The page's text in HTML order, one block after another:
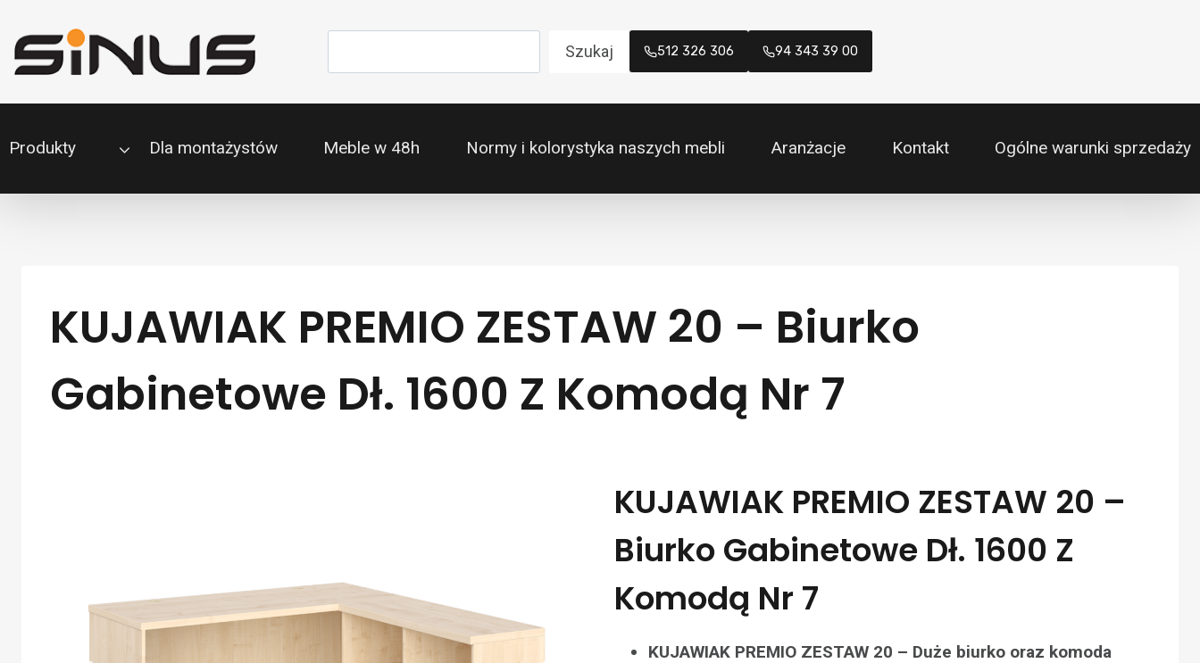
do
treści
Szukaj 512 326 306 94 343 39 00
Produkty Dla montażystów Meble w 48h Normy i kolorystyka naszych mebli Aranżacje Kontakt Ogólne warunki sprzedaży
KUJAWIAK PREMIO ZESTAW 20 – Biurko
Gabinetowe Dł. 1600 Z Komodą Nr 7
KUJAWIAK PREMIO ZESTAW 20 –
Biurko Gabinetowe Dł. 1600 Z
Komodą Nr 7
KUJAWIAK PREMIO ZESTAW 20 – Duże biurko oraz komoda